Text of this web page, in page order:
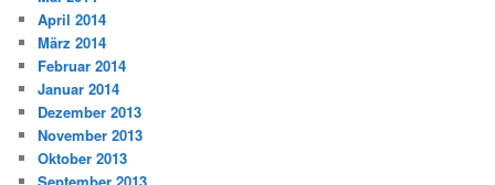
April 2014
März 2014
Februar 2014
Januar 2014
Dezember 2013
November 2013
Oktober 2013